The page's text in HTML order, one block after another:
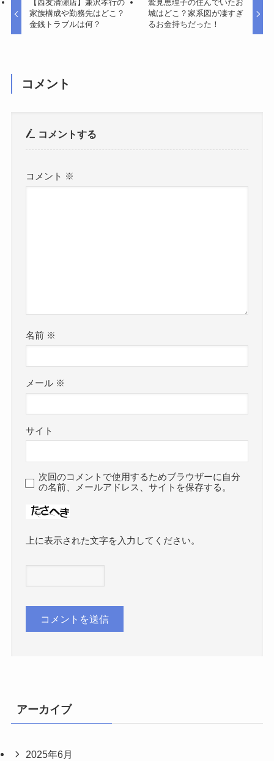
【西友清瀬店】兼沢孝行の
家族構成や勤務先はどこ？
金銭トラブルは何？
鷲見恵理子の住んでいたお
城はどこ？家系図が凄すぎ
るお金持ちだった！
コメント
コメントする
コメント ※
名前 ※
メール ※
サイト
次回のコメントで使用するためブラウザーに自分
の名前、メールアドレス、サイトを保存する。
上に表示された文字を入力してください。
アーカイブ
2025年6月